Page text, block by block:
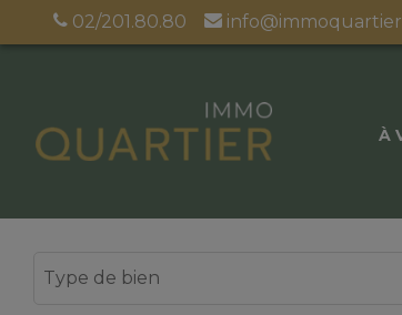
02/201.80.80
À